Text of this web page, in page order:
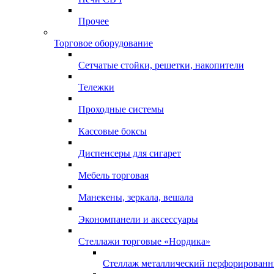
Прочее
Торговое оборудование
Сетчатые стойки, решетки, накопители
Тележки
Проходные системы
Кассовые боксы
Диспенсеры для сигарет
Мебель торговая
Манекены, зеркала, вешала
Экономпанели и аксессуары
Стеллажи торговые «Нордика»
Стеллаж металлический